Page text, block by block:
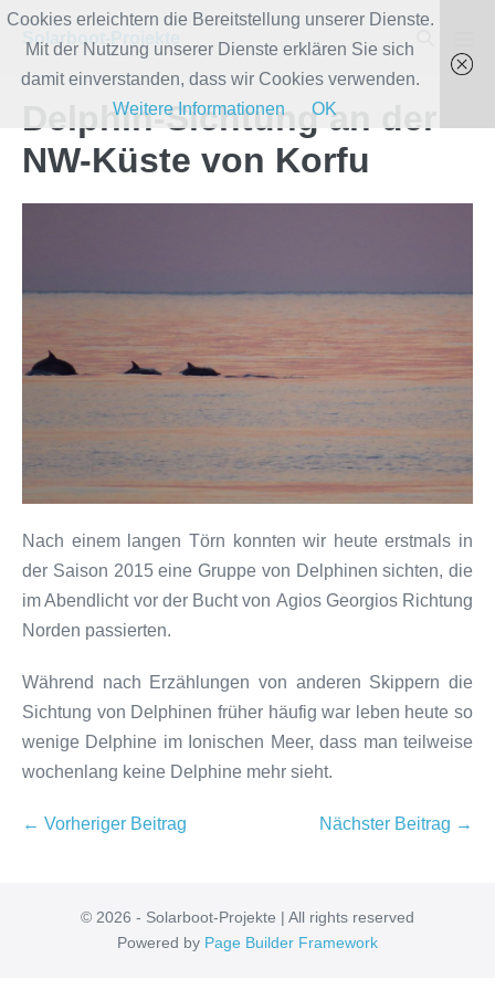
Zum
Inhalt
springen
Solarboot-Projekte
Schalter
Delphin-Sichtung an der
NW-Küste von Korfu
Nach einem langen Törn konnten wir heute erstmals in
der Saison 2015 eine Gruppe von Delphinen sichten, die
im Abendlicht vor der Bucht von Agios Georgios Richtung
Norden passierten.
Während nach Erzählungen von anderen Skippern die
Sichtung von Delphinen früher häufig war leben heute so
wenige Delphine im Ionischen Meer, dass man teilweise
wochenlang keine Delphine mehr sieht.
Beitragsnavigation
← Vorheriger Beitrag Nächster Beitrag →
© 2026 - Solarboot-Projekte | All rights reserved
Powered by Page Builder Framework
Cookies erleichtern die Bereitstellung unserer Dienste.
Mit der Nutzung unserer Dienste erklären Sie sich
damit einverstanden, dass wir Cookies verwenden.
Weitere Informationen
OK